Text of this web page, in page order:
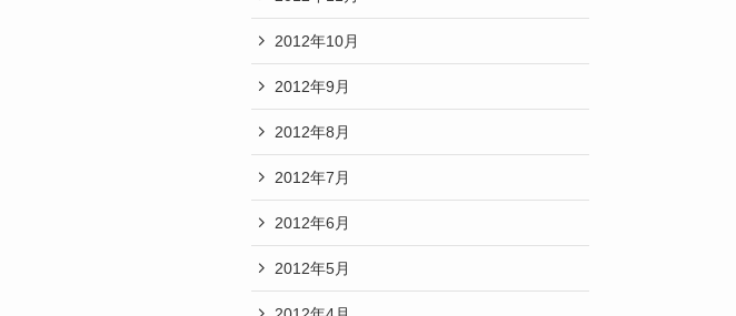
2012年10月
2012年9月
2012年8月
2012年7月
2012年6月
2012年5月